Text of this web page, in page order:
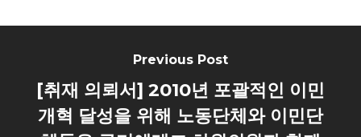
Previous Post
[취재 의뢰서] 2010년 포괄적인 이민
개혁 달성을 위해 노동단체와 이민단